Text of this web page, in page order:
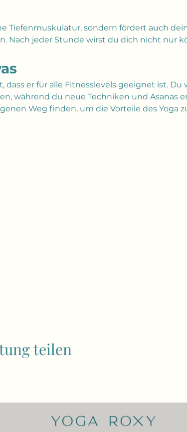
Tiefenmuskulatur, sondern fördert auch
Nach jeder Stunde wirst du dich nicht nur
dass er für alle Fitnesslevels geeignet ist.
während du neue Techniken und Asanas
Weg finden, um die Vorteile des Yoga
teilen